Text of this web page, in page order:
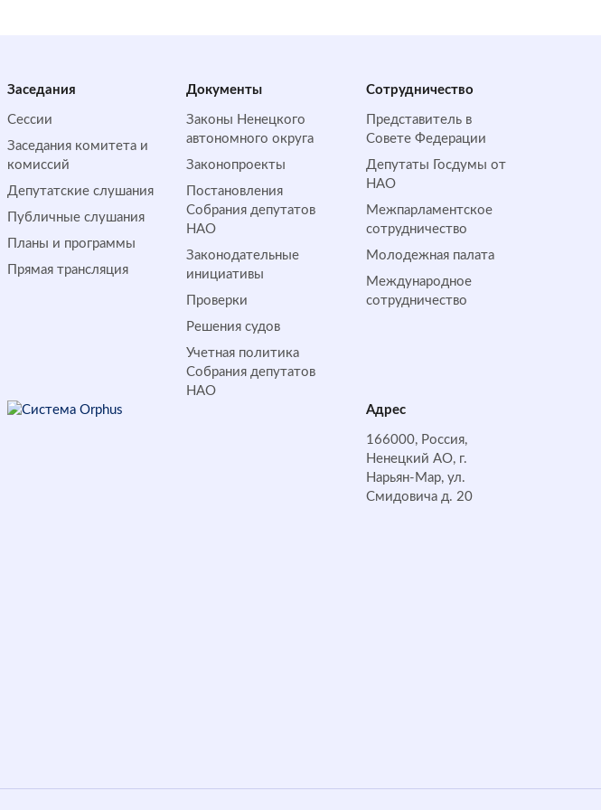
Заседания
Сессии
Заседания комитета и
комиссий
Депутатские слушания
Публичные слушания
Планы и программы
Прямая трансляция
Документы
Законы Ненецкого
автономного округа
Законопроекты
Постановления
Собрания депутатов
НАО
Законодательные
инициативы
Проверки
Решения судов
Учетная политика
Собрания депутатов
НАО
Сотрудничество
Представитель в
Совете Федерации
Депутаты Госдумы от
НАО
Межпарламентское
сотрудничество
Молодежная палата
Международное
сотрудничество
Адрес
166000, Россия,
Ненецкий АО, г.
Нарьян-Мар, ул.
Смидовича д. 20